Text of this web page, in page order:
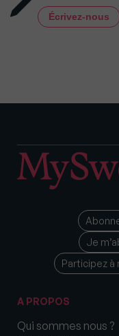
Écrivez-nous
Je
Participez
A PROPOS
Qui sommes nous ?